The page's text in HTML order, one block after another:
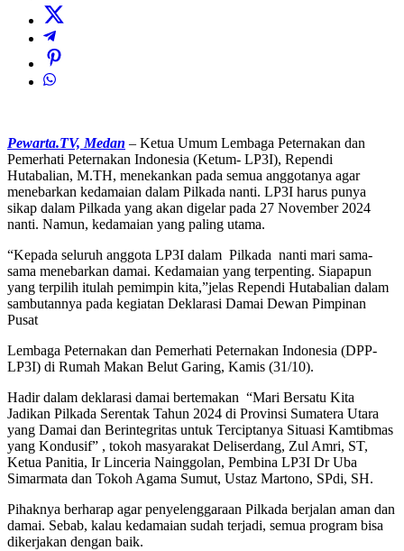
Pewarta.TV, Medan – Ketua Umum Lembaga Peternakan dan
Pemerhati Peternakan Indonesia (Ketum- LP3I), Rependi
Hutabalian, M.TH, menekankan pada semua anggotanya agar
menebarkan kedamaian dalam Pilkada nanti. LP3I harus punya
sikap dalam Pilkada yang akan digelar pada 27 November 2024
nanti. Namun, kedamaian yang paling utama.
“Kepada seluruh anggota LP3I dalam Pilkada nanti mari sama-
sama menebarkan damai. Kedamaian yang terpenting. Siapapun
yang terpilih itulah pemimpin kita,”jelas Rependi Hutabalian dalam
sambutannya pada kegiatan Deklarasi Damai Dewan Pimpinan
Pusat
Lembaga Peternakan dan Pemerhati Peternakan Indonesia (DPP-
LP3I) di Rumah Makan Belut Garing, Kamis (31/10).
Hadir dalam deklarasi damai bertemakan “Mari Bersatu Kita
Jadikan Pilkada Serentak Tahun 2024 di Provinsi Sumatera Utara
yang Damai dan Berintegritas untuk Terciptanya Situasi Kamtibmas
yang Kondusif” , tokoh masyarakat Deliserdang, Zul Amri, ST,
Ketua Panitia, Ir Linceria Nainggolan, Pembina LP3I Dr Uba
Simarmata dan Tokoh Agama Sumut, Ustaz Martono, SPdi, SH.
Pihaknya berharap agar penyelenggaraan Pilkada berjalan aman dan
damai. Sebab, kalau kedamaian sudah terjadi, semua program bisa
dikerjakan dengan baik.